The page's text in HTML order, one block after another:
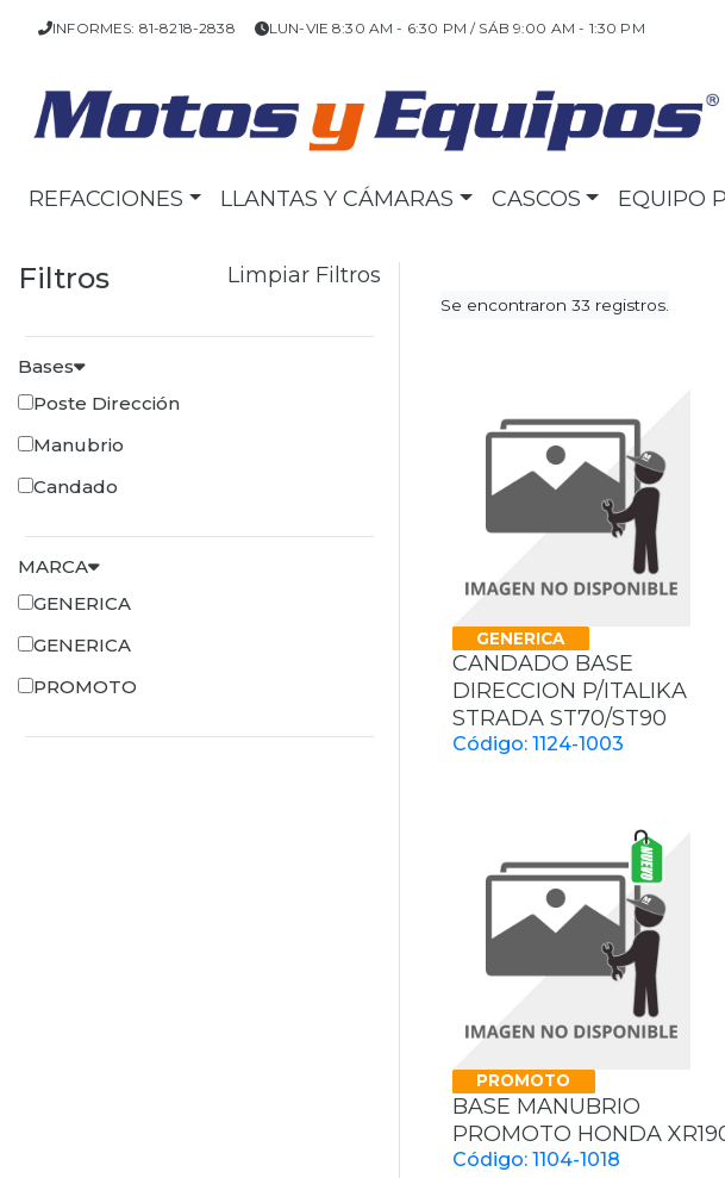
INFORMES: 81-8218-2838 LUN-VIE 8:30 AM - 6:30 PM / SÁB 9:00 AM - 1:30 PM
REFACCIONES LLANTAS Y CÁMARAS CASCOS EQUIPO
Filtros Limpiar Filtros
Bases
Poste Dirección
Manubrio
Candado
MARCA
GENERICA
GENERICA
PROMOTO
Se encontraron 33 registros.
GENERICA
CANDADO BASE
DIRECCION P/ITALIKA
STRADA ST70/ST90
Código: 1124-1003
PROMOTO
BASE MANUBRIO
PROMOTO HONDA
Código: 1104-1018